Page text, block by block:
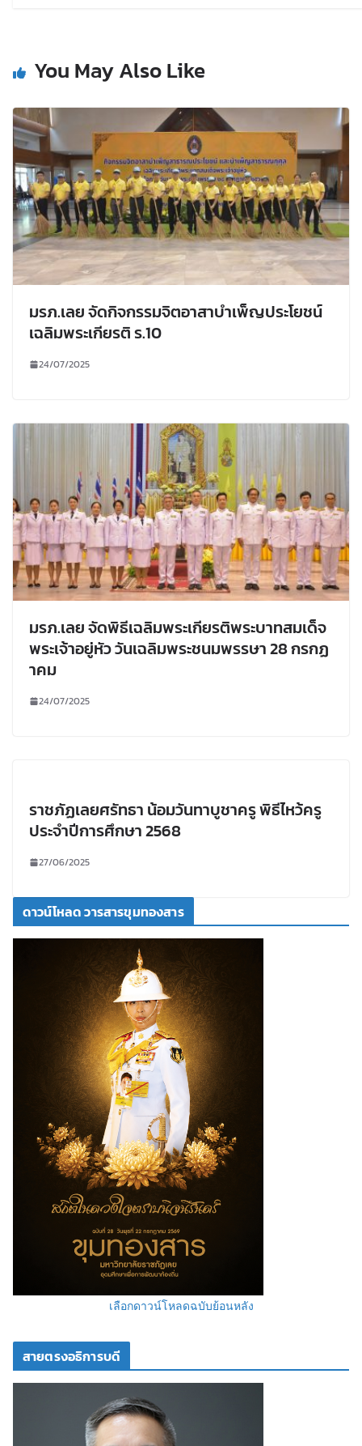
You May Also Like
มรภ.เลย จัดกิจกรรมจิตอาสาบำเพ็ญประโยชน์
เฉลิมพระเกียรติ ร.10
24/07/2025
มรภ.เลย จัดพิธีเฉลิมพระเกียรติพระบาทสมเด็จ
พระเจ้าอยู่หัว วันเฉลิมพระชนมพรรษา 28 กรกฏ
าคม
24/07/2025
ราชภัฏเลยศรัทธา น้อมวันทาบูชาครู พิธีไหว้ครู
ประจำปีการศึกษา 2568
27/06/2025
ดาวน์โหลด วารสารขุมทองสาร
เลือกดาวน์โหลดฉบับย้อนหลัง
สายตรงอธิการบดี